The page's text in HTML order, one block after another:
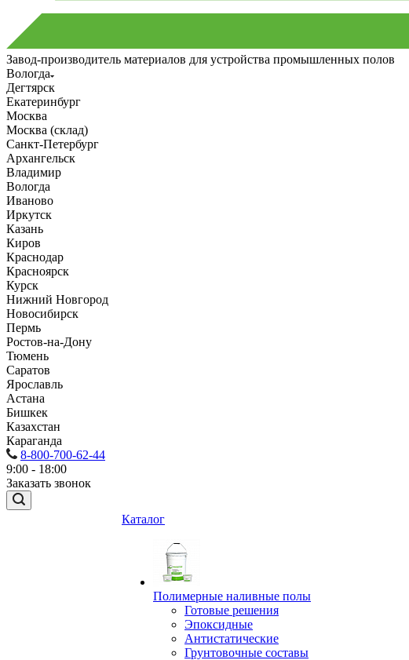
Завод-производитель материалов для устройства промышленных полов
Вологда
Дегтярск
Екатеринбург
Москва
Москва (склад)
Санкт-Петербург
Архангельск
Владимир
Вологда
Иваново
Иркутск
Казань
Киров
Краснодар
Красноярск
Курск
Нижний Новгород
Новосибирск
Пермь
Ростов-на-Дону
Тюмень
Саратов
Ярославль
Астана
Бишкек
Казахстан
Караганда
8-800-700-62-44
9:00 - 18:00
Заказать звонок
Каталог
Полимерные наливные полы
Готовые решения
Эпоксидные
Антистатические
Грунтовочные составы